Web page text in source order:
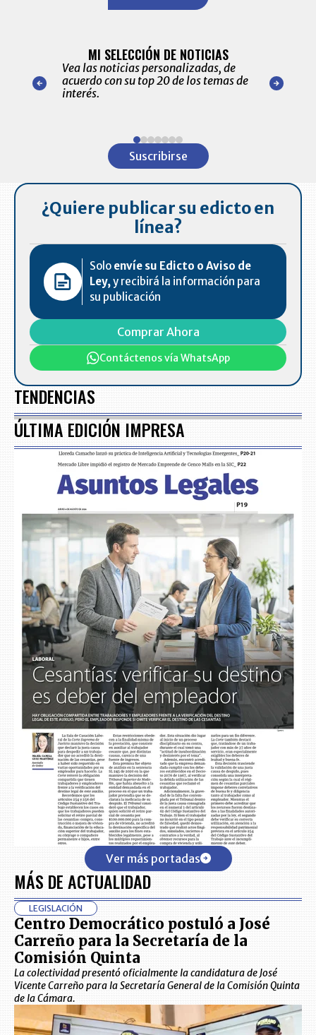
nuestro
para
MI SELECCIÓN DE NOTICIAS
Vea las noticias personalizadas, de
acuerdo con su top 20 de los temas de
interés.
de las
Suscribirse
¿Quiere publicar su edicto en
línea?
Solo envíe su Edicto o Aviso de
Ley,y recibirá la información para
su publicación
Comprar Ahora
Contáctenos vía WhatsApp
TENDENCIAS
ÚLTIMA EDICIÓN IMPRESA
Ver más portadas
MÁS DE ACTUALIDAD
LEGISLACIÓN
Centro Democrático postuló a José
Carreño para la Secretaría de la
Comisión Quinta
La colectividad presentó oficialmente la candidatura de José
Vicente Carreño para la Secretaría General de la Comisión Quinta
de la Cámara.